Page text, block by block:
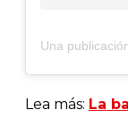
Lea más: La